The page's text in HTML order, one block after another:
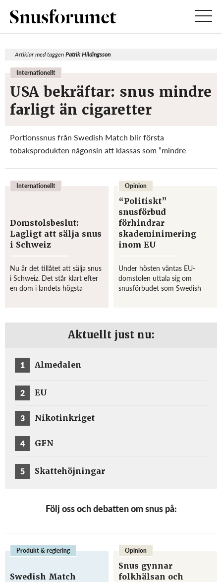
Artiklar med taggenPatrik Hildingsson
Internationellt
USA bekräftar: snus mindre
farligt än cigaretter
Portionssnus från Swedish Match blir första
tobaksprodukten någonsin att klassas som ”mindre
vetenskapligt erkännande för den forskning som bedr...
Internationellt
Domstolsbeslut:
Lagligt att sälja snus
i Schweiz
Nu är det tillåtet att sälja snus
i Schweiz. Det står klart efter
en dom i landets högsta
schweiziska tullen nekade
Opinion
“Politiskt”
snusförbud
förhindrar
skademinimering
inom EU
Under hösten väntas EU-
domstolen uttala sig om
snusförbudet som Swedish
även “nymodiga”’
Aktuellt just nu:
1 Almedalen
2 EU
3 Nikotinkriget
4 GFN
5 Skattehöjningar
Följ oss och debatten om snus på:
Produkt & reglering
Swedish Match
Opinion
Snus gynnar
folkhälsan och